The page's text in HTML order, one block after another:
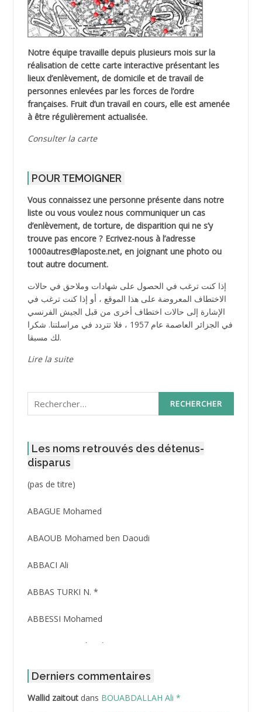
Notre équipe travaille depuis plusieurs mois sur la
réalisation de cette carte interactive présentant les
lieux d’enlèvement, de domicile et de travail de
personnes enlevées par les forces de l’ordre
françaises. Fruit d’un travail en cours, elle est amenée
à être régulièrement actualisée.
Consulter la carte
POUR TEMOIGNER
Vous connaissez une personne présente dans notre
liste ou vous voulez nous communiquer un cas
d’enlèvement, de torture, de disparition qui ne s’y
trouve pas encore ? Ecrivez-nous à l’adresse
1000autres@laposte.net, en joignant une photo ou
tout autre document.
إذا كنت ترغب في الحصول على شهادات وملاحق في حالات
الاختطاف المعروضة على هذا الموقع ، أو إذا كنت ترغب في
الإشارة إلى حالات اختطاف أخرى من قبل الجيش الفرنسي
في الجزائر العاصمة عام 1957 ، فلا تتردد في مراسلتنا. شكرا
لك مسبقا.
Lire la suite
Rechercher :
Les noms retrouvés des détenus-
disparus
(pas de titre)Post
3416
ABAGUE Mohamed
ABAOUB Mohamed ben Daoudi
ABBACI Ali
ABBAS TURKI N. *
ABBESSI Mohamed
ABBOUR Azzedine *
ABDAT Amar
ABDEDDAIM Hamid
Derniers commentaires
Wallid zaitoutdans BOUABDALLAH Ali *